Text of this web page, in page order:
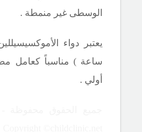
الوسطى غير منمطة .
يعتبر دواء الأموكسيسيللين (80-
ساعة ) مناسباً كعامل
أولي .